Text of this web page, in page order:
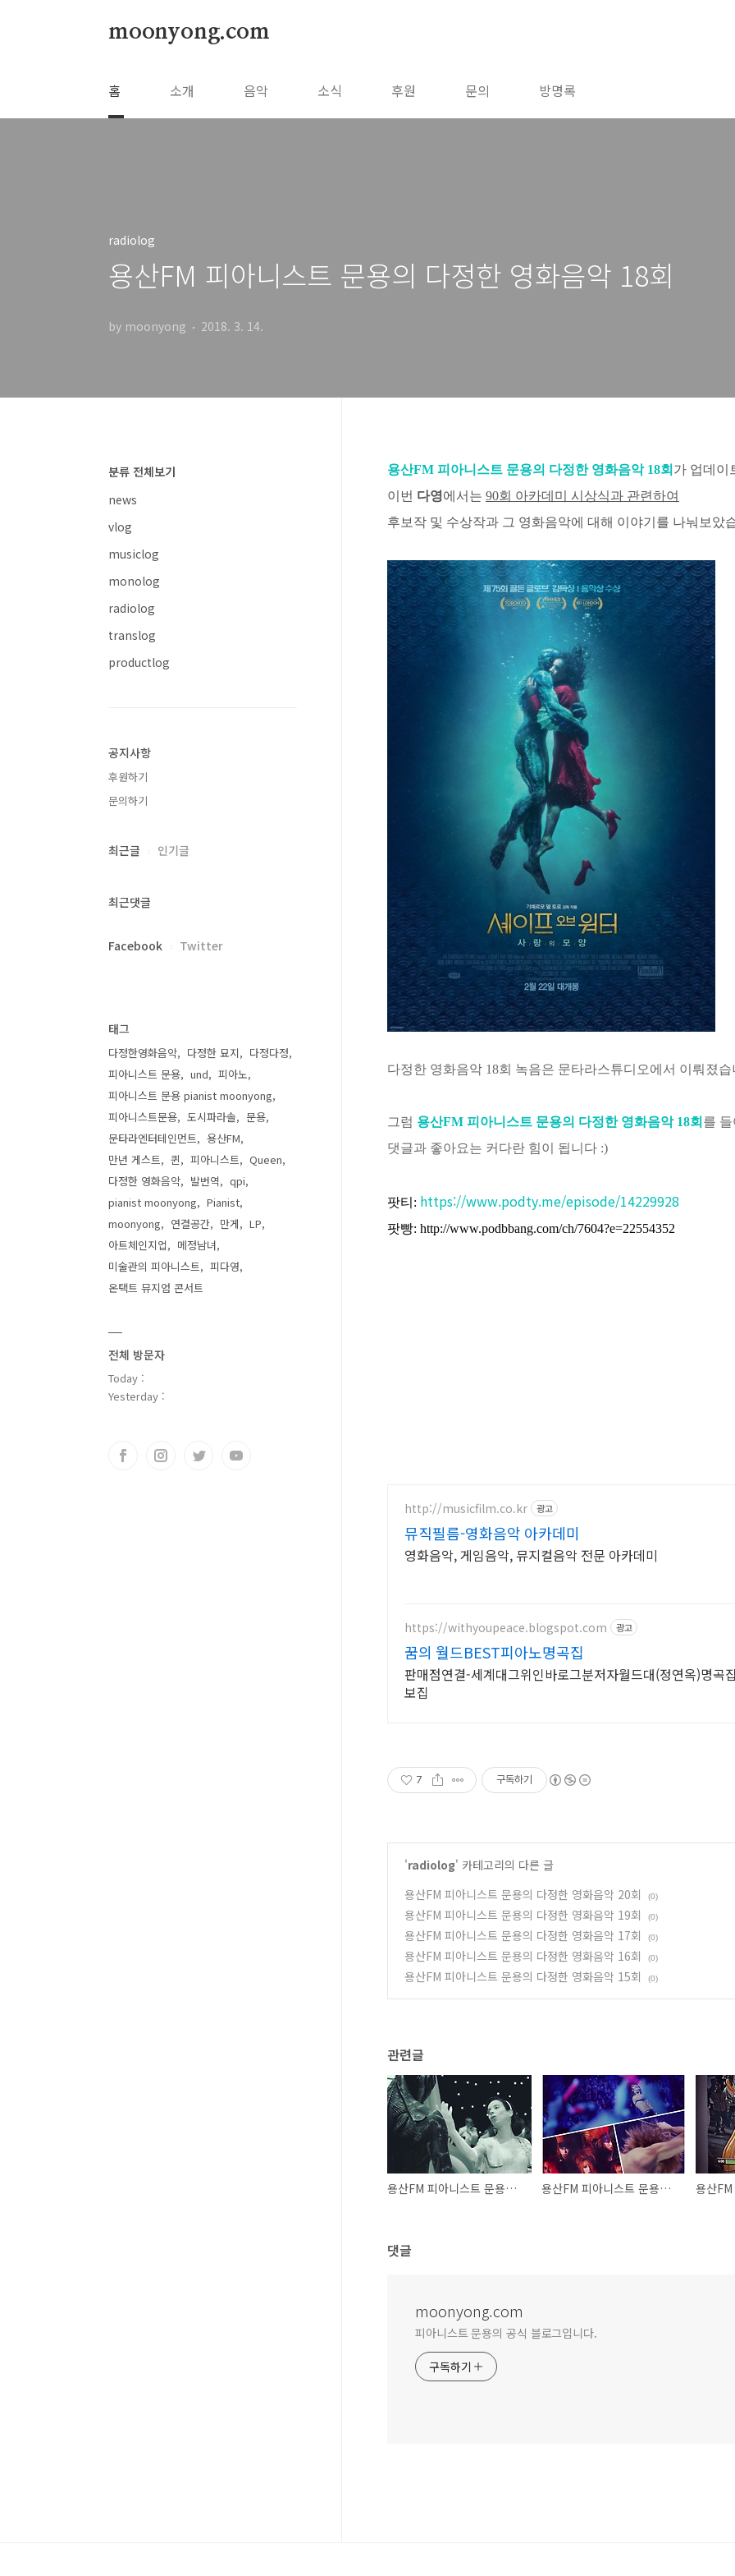
moonyong.com
홈 소개 음악 소식 후원 문의 방명록
radiolog
용산FM 피아니스트 문용의 다정한 영화음악 18회
by moonyong 2018. 3. 14.
용산FM 피아니스트 문용의 다정한 영화음악 18회 가 업데이
이번 다영에서는 90회 아카데미 시상식과 관련하여
후보작 및 수상작과 그 영화음악에 대해 이야기를 나눠보았
다정한 영화음악 18회 녹음은 문타라스튜디오에서 이뤄졌습
그럼 용산FM 피아니스트 문용의 다정한 영화음악 18회 를
댓글과 좋아요는 커다란 힘이 됩니다 :)
팟티: https://www.podty.me/episode/14229928
팟빵: http://www.podbbang.com/ch/7604?e=22554352
http://musicfilm.co.kr 광고
뮤직필름-영화음악 아카데미
영화음악, 게임음악, 뮤지컬음악 전문 아카데미
https://withyoupeace.blogspot.com 광고
꿈의 월드BEST피아노명곡집
판매점연결-세계대그위인바로그분저자월드대(정연옥)명곡
보집
7 구독하기
'radiolog' 카테고리의 다른 글
용산FM 피아니스트 문용의 다정한 영화음악 20회
(0)
용산FM 피아니스트 문용의 다정한 영화음악 19회 (0)
용산FM 피아니스트 문용의 다정한 영화음악 17회 (0)
용산FM 피아니스트 문용의 다정한 영화음악 16회 (0)
용산FM 피아니스트 문용의 다정한 영화음악 15회 (0)
관련글
용산FM 피아니스트 문용의 다정한 영화음악 20회 용산FM 피아니스트 문용의 다정한 영화음악 19회
댓글
moonyong.com
피아니스트 문용의 공식 블로그입니다.
구독하기
분류 전체보기
news
vlog
musiclog
monolog
radiolog
translog
productlog
공지사항
후원하기
문의하기
최근글 인기글
최근댓글
Facebook Twitter
태그
다정한영화음악 다정한 묘지
다정다정
피아니스트 문용
und
피아노
피아니스트 문용 pianist moonyong
피아니스트문용
도시파라솔
문용
문타라엔터테인먼트
용산FM
만년 게스트
퀸 피아니스트
Queen
다정한 영화음악
발번역
qpi
pianist moonyong
Pianist
moonyong
연결공간 만게
LP
아트체인지업
메정남녀
미술관의 피아니스트
피다영
온택트 뮤지엄 콘서트
전체 방문자
Today :
Yesterday :